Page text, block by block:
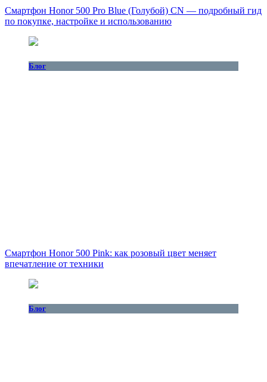
Смартфон Honor 500 Pro Blue (Голубой) CN — подробный гид
по покупке, настройке и использованию
Блог
Смартфон Honor 500 Pink: как розовый цвет меняет
впечатление от техники
Блог